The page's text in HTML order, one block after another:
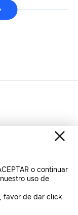
o continuar
uso de
favor de dar click